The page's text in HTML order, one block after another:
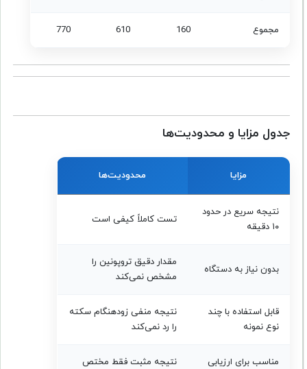
مجموع 160
610
770
جدول مزایا و محدودیت‌ها
مزایا محدودیت‌ها
نتیجه سریع در حدود
۱۰ دقیقه
تست کاملاً کیفی است
بدون نیاز به دستگاه
مقدار دقیق تروپونین را
مشخص نمی‌کند
قابل استفاده با چند
نوع نمونه
نتیجه منفی زودهنگام سکته
را رد نمی‌کند
مناسب برای ارزیابی
نتیجه مثبت فقط مختص